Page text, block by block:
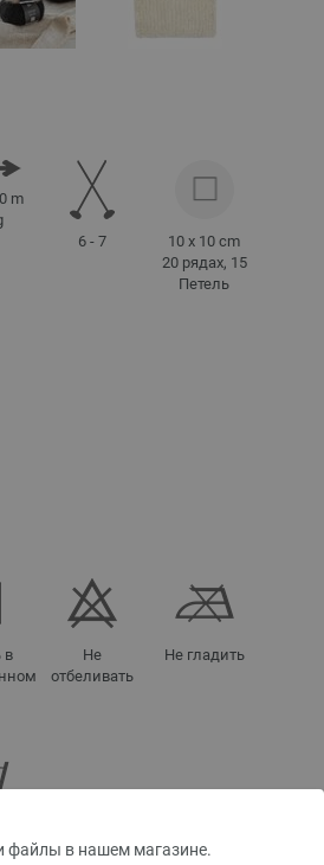
файлы в нашем магазине.
m
6 - 7
10 x 10 cm
20 рядах, 15
Петель
в
Не
отбеливать
Не гладить